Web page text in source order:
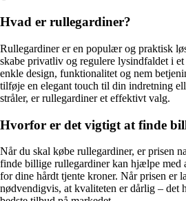
Hvad er rullegardiner?
Rullegardiner er en populær og praktisk
skabe privatliv og regulere lysindfaldet i
enkle design, funktionalitet og nem
tilføje en elegant touch til din indretning
stråler, er rullegardiner et effektivt valg.
Hvorfor er det vigtigt at finde
Når du skal købe rullegardiner, er prisen
finde billige rullegardiner kan hjælpe med
for dine hårdt tjente kroner. Når prisen er
nødvendigvis, at kvaliteten er dårlig – det